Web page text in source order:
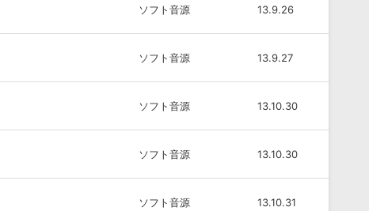
ソフト音源 13.9.26
ソフト音源 13.9.27
ソフト音源 13.10.30
ソフト音源 13.10.30
ソフト音源 13.10.31